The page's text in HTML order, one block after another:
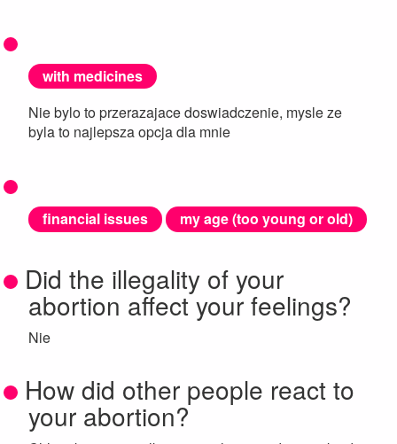
with medicines
Nie bylo to przerazajace doswiadczenie, mysle ze
byla to najlepsza opcja dla mnie
financial issues my age (too young or old)
Did the illegality of your
abortion affect your feelings?
Nie
How did other people react to
your abortion?